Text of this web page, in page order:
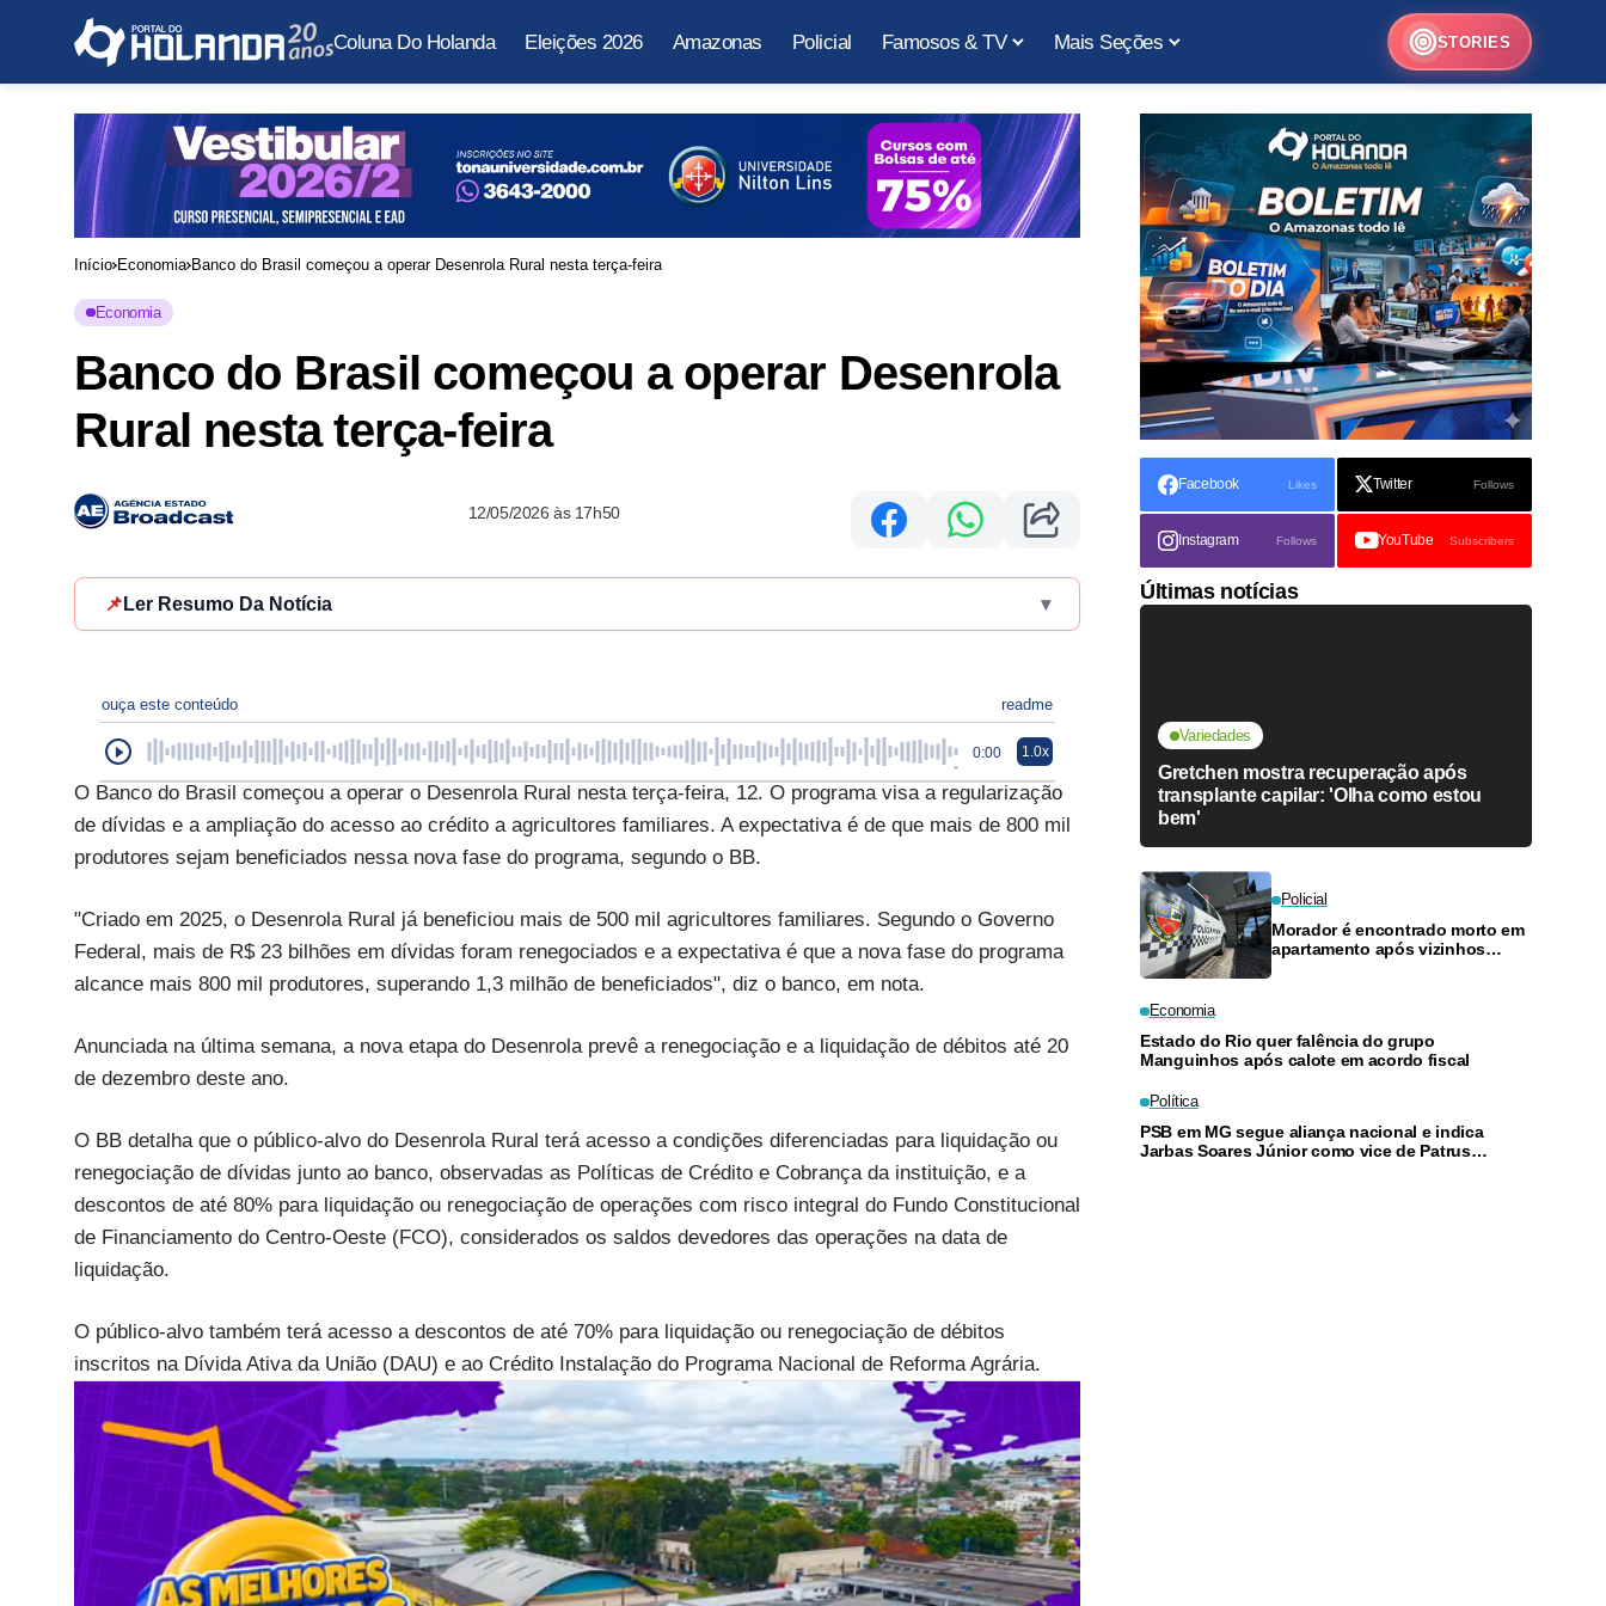
Coluna Do Holanda Eleições 2026 Amazonas Policial Famosos & TV Mais Seções STORIES
Início Economia Banco do Brasil começou a operar Desenrola Rural nesta terça-feira
Economia
Banco do Brasil começou a operar Desenrola
Rural nesta terça-feira
12/05/2026 às 17h50
📌 Ler Resumo Da Notícia ▾
ouça este conteúdo readme
0:00 1.0x
O Banco do Brasil começou a operar o Desenrola Rural nesta terça-feira, 12. O programa visa a regularização
de dívidas e a ampliação do acesso ao crédito a agricultores familiares. A expectativa é de que mais de 800 mil
produtores sejam beneficiados nessa nova fase do programa, segundo o BB.
"Criado em 2025, o Desenrola Rural já beneficiou mais de 500 mil agricultores familiares. Segundo o Governo
Federal, mais de R$ 23 bilhões em dívidas foram renegociados e a expectativa é que a nova fase do programa
alcance mais 800 mil produtores, superando 1,3 milhão de beneficiados", diz o banco, em nota.
Anunciada na última semana, a nova etapa do Desenrola prevê a renegociação e a liquidação de débitos até 20
de dezembro deste ano.
O BB detalha que o público-alvo do Desenrola Rural terá acesso a condições diferenciadas para liquidação ou
renegociação de dívidas junto ao banco, observadas as Políticas de Crédito e Cobrança da instituição, e a
descontos de até 80% para liquidação ou renegociação de operações com risco integral do Fundo Constitucional
de Financiamento do Centro-Oeste (FCO), considerados os saldos devedores das operações na data de
liquidação.
O público-alvo também terá acesso a descontos de até 70% para liquidação ou renegociação de débitos
inscritos na Dívida Ativa da União (DAU) e ao Crédito Instalação do Programa Nacional de Reforma Agrária.
Facebook Likes Twitter Follows
Instagram Follows YouTube Subscribers
Últimas notícias
Variedades
Gretchen mostra recuperação após
transplante capilar: 'Olha como estou
bem'
Policial
Morador é encontrado morto em
apartamento após vizinhos
Economia
Estado do Rio quer falência do grupo
Manguinhos após calote em acordo fiscal
Política
PSB em MG segue aliança nacional e indica
Jarbas Soares Júnior como vice de Patrus